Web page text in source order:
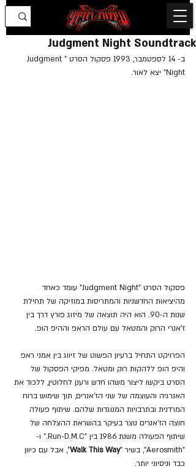
Judgment Night Soundtrack
ב- 14 לספטמבר, 1993 פסקול הסרט "Judgment
Night" יצא לאור.
פסקול הסרט "Judgment Night" עומד כאחד
מהיציאות החדשניות והמתריסות במוזיקה של תחילת
שנות ה-90. הוא היה תוצאה של מיזוג פורץ דרך בין
ז'אנרי הרוק והמטאל עם עולם הראפ וההיפ הופ.
הפרויקט התחיל ברעיון הפשוט של זיווג בין אמני ראפ
והיפ הופ ללהקות רוק ומטאל. מפיקי הפסקול של
הסרט ביקשו ליצור משהו חדש ורענן לחלוטין, ללכוד את
האנרגיה והעוצמה של שני הז'אנרים, תוך שימוש ברוח
המרדנית ובתרבויות המנוגדות שלהם. שיתוף פעולה
חוצה הז'אנרים נוצר בעיקר בהשראת ההצלחה של
שיתוף הפעולה משנת 1986 בין "Run-D.M.C." ו-
"Aerosmith", בשיר "
Walk This Way", אבל עם כיוון
כבד וניסיוני יותר.